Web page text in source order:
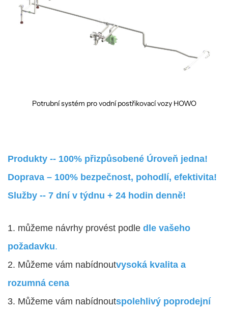
Potrubní systém pro vodní postřikovací vozy HOWO
Produkty -- 100% přizpůsobené Úroveň jedna!
Doprava – 100% bezpečnost, pohodlí, efektivita!
Služby -- 7 dní v týdnu + 24 hodin denně!
1. můžeme návrhy provést podle dle vašeho
požadavku.
2. Můžeme vám nabídnoutvysoká kvalita a
rozumná cena
3. Můžeme vám nabídnoutspolehlivý poprodejní